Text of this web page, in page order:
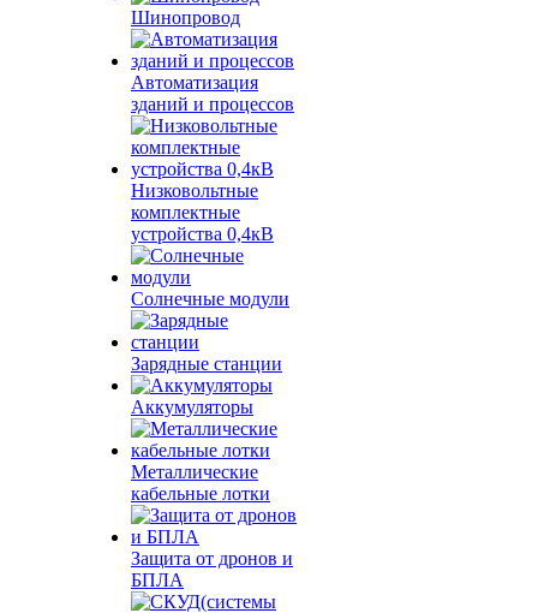
Шинопровод
Автоматизация
зданий и процессов
Низковольтные
комплектные
устройства 0,4кВ
Солнечные модули
Зарядные станции
Аккумуляторы
Металлические
кабельные лотки
Защита от дронов и
БПЛА